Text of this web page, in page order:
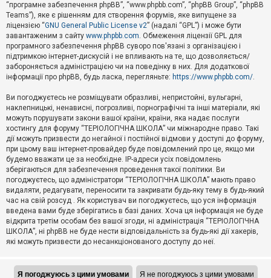
А
к
т
и
в
н
і
м
и
П
о
ш
у
Д
о
п
о
м
“програмне забезпечення phpBB”, “www.phpbb.com”, “phpBB Group”, “phpBB
Teams”), яке є рішенням для створення форумів, яке випущене за
ліцензією “GNU General Public License v2” (надалі “GPL”) і може бути
завантаженим з сайту www.phpbb.com. Обмеження ліцензії GPL для
програмного забезпечення phpBB суворо пов'язані з організацією і
підтримкою інтернет-дискусій і не впливають на те, що дозволяється/
забороняється адміністрацією чи на поведінку в них. Для додаткової
інформації про phpBB, будь ласка, перегляньте: https://www.phpbb.com/.
Ви погоджуєтесь не розміщувати образливі, непристойні, вульгарні,
наклепницькі, ненависні, погрозливі, порнографічні та інші матеріали, які
можуть порушувати закони вашої країни, країни, яка надає послуги
хостингу для форуму “ТЕРІОЛОГІЧНА ШКОЛА” чи міжнародне право. Такі
дії можуть призвести до негайної і постійної відмови у доступі до форуму,
при цьому ваш інтернет-провайдер буде повідомлений про це, якщо ми
будемо вважати це за необхідне. IP-адреси усіх повідомлень
зберігаються для забезпечення проведення такої політики. Ви
погоджуєтесь, що адміністратори “ТЕРІОЛОГІЧНА ШКОЛА” мають право
видаляти, редагувати, переносити та закривати будь-яку тему в будь-який
час на свій розсуд . Як користувач ви погоджуєтесь, що уся інформація
введена вами буде зберігатись в базі даних. Хоча ця інформація не буде
відкрита третім особам без вашої згоди, ні адміністрація “ТЕРІОЛОГІЧНА
ШКОЛА”, ні phpBB не буде нести відповідальність за будь-які дії хакерів,
які можуть призвести до несанкціонованого доступу до неї.